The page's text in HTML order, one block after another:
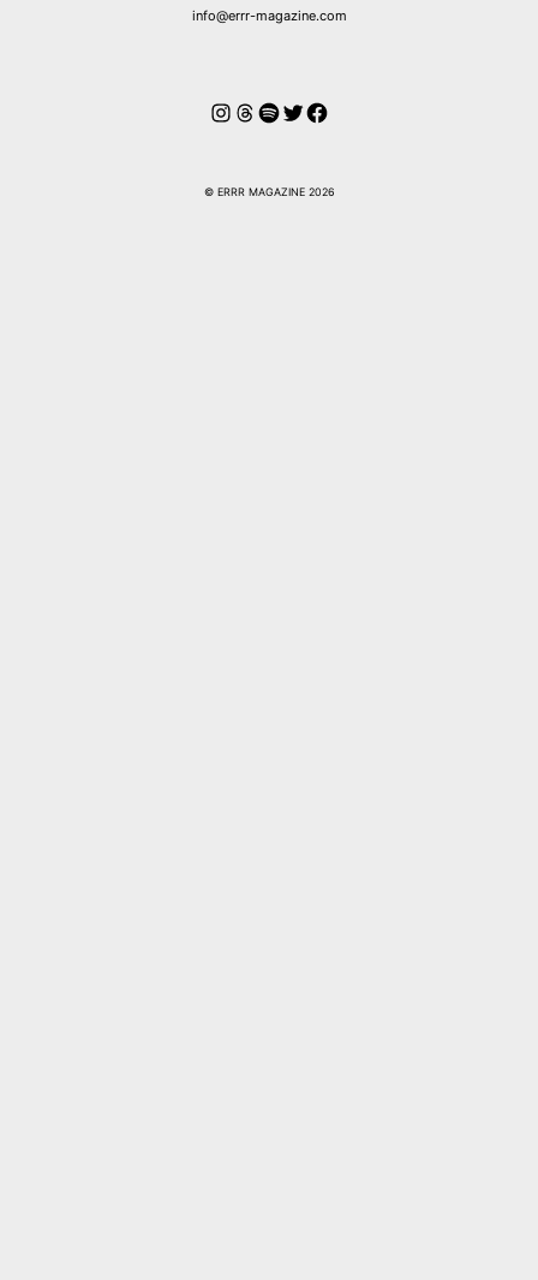
info@errr-magazine.com
Instagram
Hilos
Spotify
Twitter
Facebook
© ERRR MAGAZINE 2026